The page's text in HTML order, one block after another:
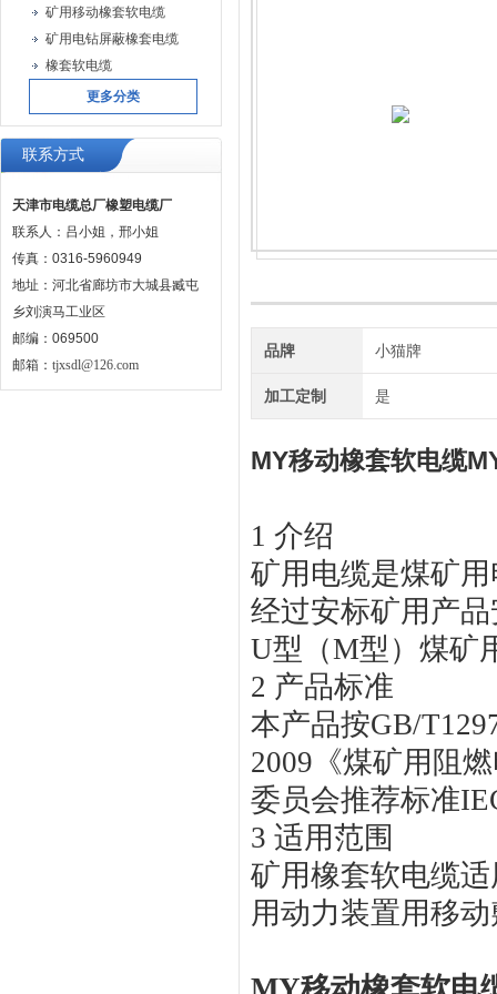
矿用移动橡套软电缆
矿用电钻屏蔽橡套电缆
橡套软电缆
更多分类
联系方式
天津市电缆总厂橡塑电缆厂
联系人：吕小姐，邢小姐
传真：0316-5960949
地址：河北省廊坊市大城县臧屯
乡刘演马工业区
邮编：069500
邮箱： tjxsdl@126.com
品牌 小猫牌
加工定制 是
MY移动橡套软电缆
1 介绍
矿用电缆是煤矿
经过安标矿用产
U型（M型）煤矿
2 产品标准
本产品按GB/
2009 《煤矿用阻
委员会推荐标准
3 适用范围
矿用橡套软电缆
用动力装置用移